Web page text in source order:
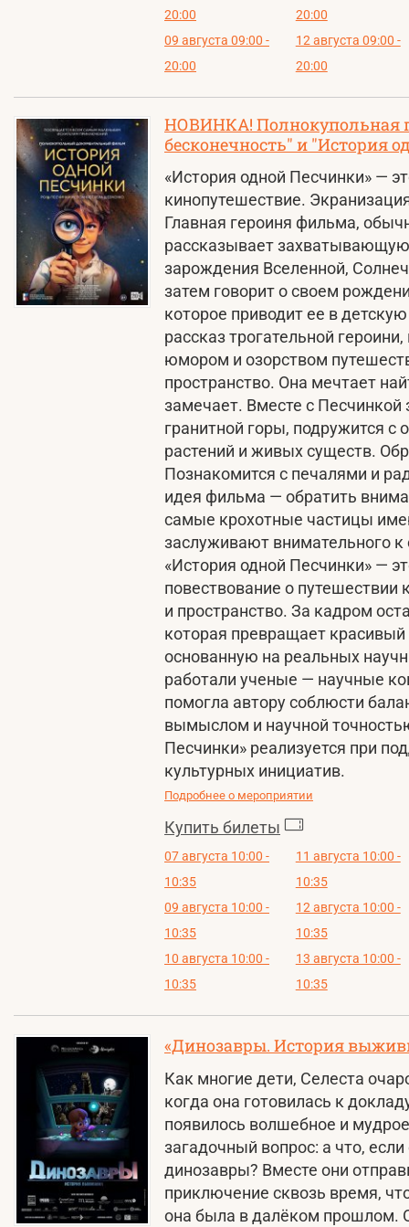
20:00
09 августа 09:00 -
20:00
20:00
12 августа 09:00 -
20:00
НОВИНКА! Полнокупольная
бесконечность" и "История
«История одной Песчинки» —
кинопутешествие.
Главная героиня фильма,
рассказывает
зарождения Вселенной,
затем говорит о своем
которое приводит ее в
рассказ трогательной
юмором и озорством
пространство. Она мечтает
замечает. Вместе с Песчинкой
гранитной горы, подружится
растений и живых существ.
Познакомится с печалями и
идея фильма — обратить
самые крохотные частицы
заслуживают внимательного
«История одной Песчинки» —
повествование о
и пространство. За кадром
которая превращает
основанную на реальных
работали ученые — научные
помогла автору соблюсти
вымыслом и научной
Песчинки» реализуется при
культурных инициатив.
Подробнее о мероприятии
Купить билеты
07 августа 10:00 -
10:35
09 августа 10:00 -
10:35
10 августа 10:00 -
10:35
11 августа 10:00 -
10:35
12 августа 10:00 -
10:35
13 августа 10:00 -
10:35
«Динозавры. История
Как многие дети, Селеста
когда она готовилась к
появилось волшебное и
загадочный вопрос: а что,
динозавры? Вместе они
приключение сквозь время,
она была в далёком прошлом.